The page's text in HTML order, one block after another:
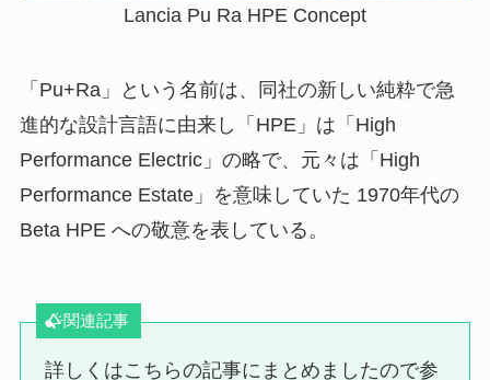
Lancia Pu Ra HPE Concept
「Pu+Ra」という名前は、同社の新しい純粋で急
進的な設計言語に由来し「HPE」は「High
Performance Electric」の略で、元々は「High
Performance Estate」を意味していた 1970年代の
Beta HPE への敬意を表している。
関連記事
詳しくはこちらの記事にまとめましたので参